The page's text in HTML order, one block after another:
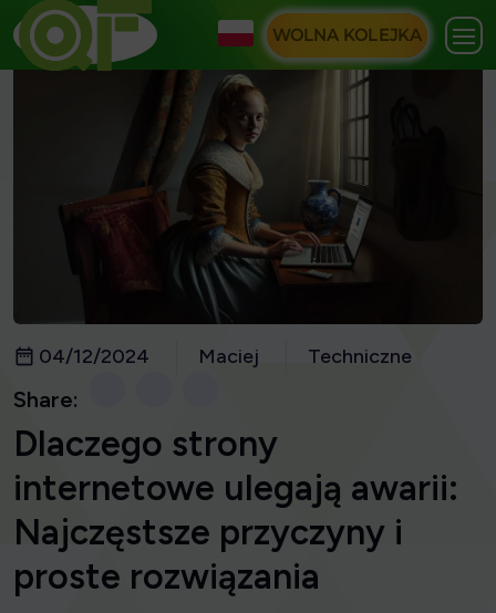
WOLNA KOLEJKA
04/12/2024 Maciej Techniczne
Share:
Dlaczego strony
internetowe ulegają awarii:
Najczęstsze przyczyny i
proste rozwiązania